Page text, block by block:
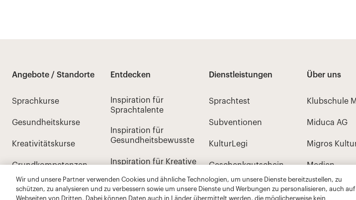
Wir und unsere Partner verwenden Cookies und ähnliche Technologien, um unsere Dienste bereitzustellen, zu
schützen, zu analysieren und zu verbessern sowie um unsere Dienste und Werbungen zu personalisieren, auch auf
Webseiten von Dritten. Dabei können Daten auch in Länder übermittelt werden, die möglicherweise kein